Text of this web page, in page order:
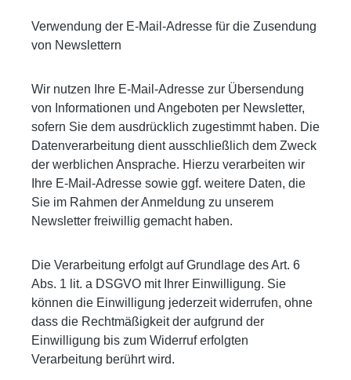
Verwendung der E-Mail-Adresse für die Zusendung
von Newslettern
Wir nutzen Ihre E-Mail-Adresse zur Übersendung
von Informationen und Angeboten per Newsletter,
sofern Sie dem ausdrücklich zugestimmt haben. Die
Datenverarbeitung dient ausschließlich dem Zweck
der werblichen Ansprache. Hierzu verarbeiten wir
Ihre E-Mail-Adresse sowie ggf. weitere Daten, die
Sie im Rahmen der Anmeldung zu unserem
Newsletter freiwillig gemacht haben.
Die Verarbeitung erfolgt auf Grundlage des Art. 6
Abs. 1 lit. a DSGVO mit Ihrer Einwilligung. Sie
können die Einwilligung jederzeit widerrufen, ohne
dass die Rechtmäßigkeit der aufgrund der
Einwilligung bis zum Widerruf erfolgten
Verarbeitung berührt wird.